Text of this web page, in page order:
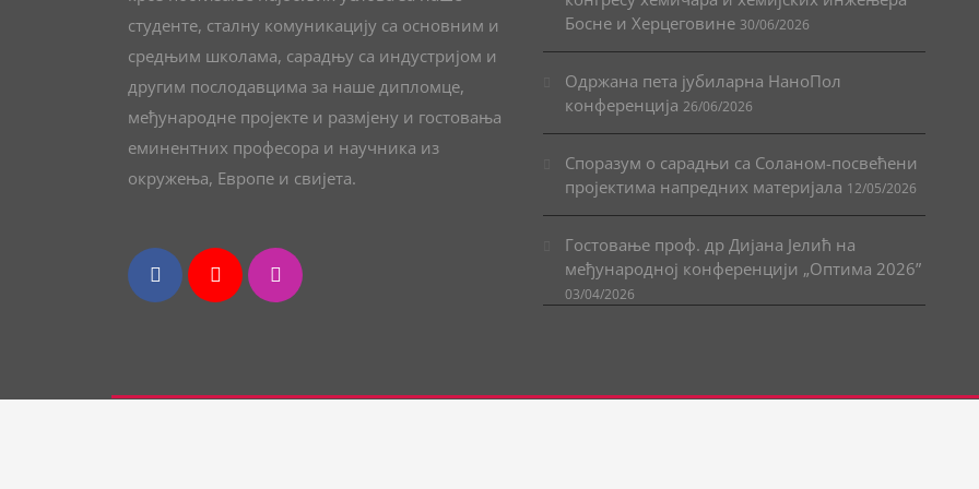
студенте, сталну комуникацију са основним и
средњим школама, сарадњу са индустријом и
другим послодавцима за наше дипломце,
међународне пројекте и размјену и гостовања
еминентних професора и научника из
окружења, Европе и свијета.
Босне и Херцеговине 30/06/2026
Одржана пета јубиларна НаноПол
конференција 26/06/2026
Споразум о сарадњи са Соланом-посвећени
пројектима напредних материјала 12/05/2026
Гостовање проф. др Дијана Јелић на
међународној конференцији „Оптима 2026”
03/04/2026